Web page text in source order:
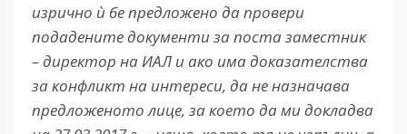
изрично ѝ бе предложено да провери
подадените документи за поста заместник
– директор на ИАЛ и ако има доказателства
за конфликт на интереси, да не назначава
предложеното лице, за което да ми докладва